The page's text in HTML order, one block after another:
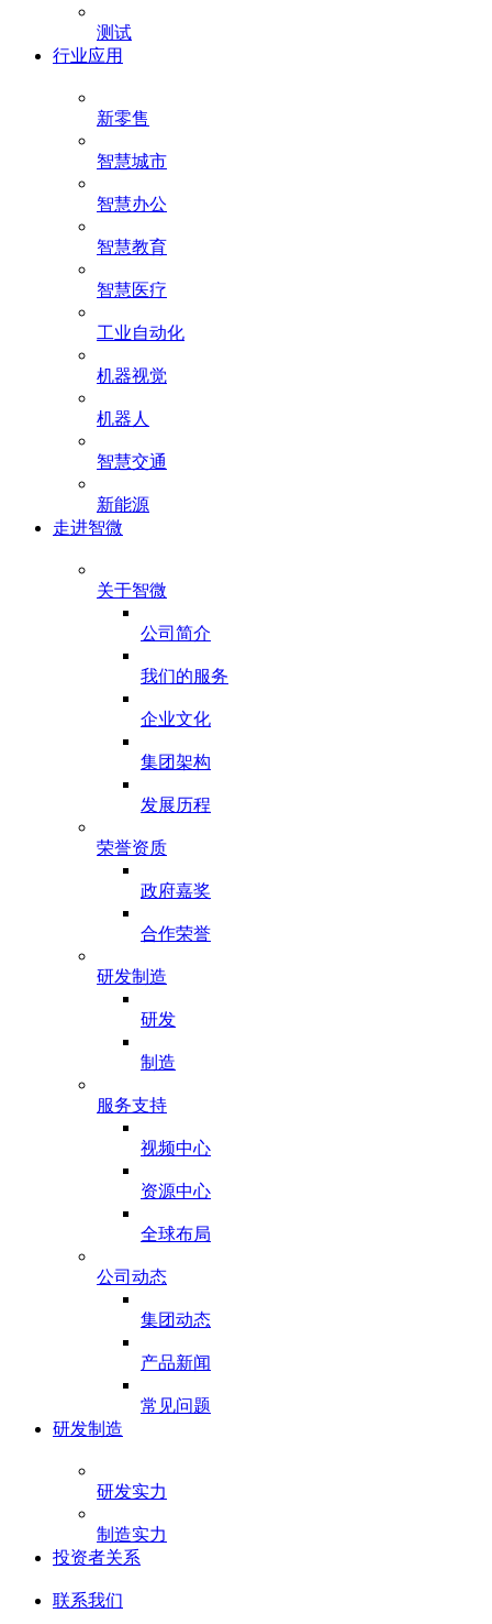
测试
行业应用
新零售
智慧城市
智慧办公
智慧教育
智慧医疗
工业自动化
机器视觉
机器人
智慧交通
新能源
走进智微
关于智微
公司简介
我们的服务
企业文化
集团架构
发展历程
荣誉资质
政府嘉奖
合作荣誉
研发制造
研发
制造
服务支持
视频中心
资源中心
全球布局
公司动态
集团动态
产品新闻
常见问题
研发制造
研发实力
制造实力
投资者关系
联系我们